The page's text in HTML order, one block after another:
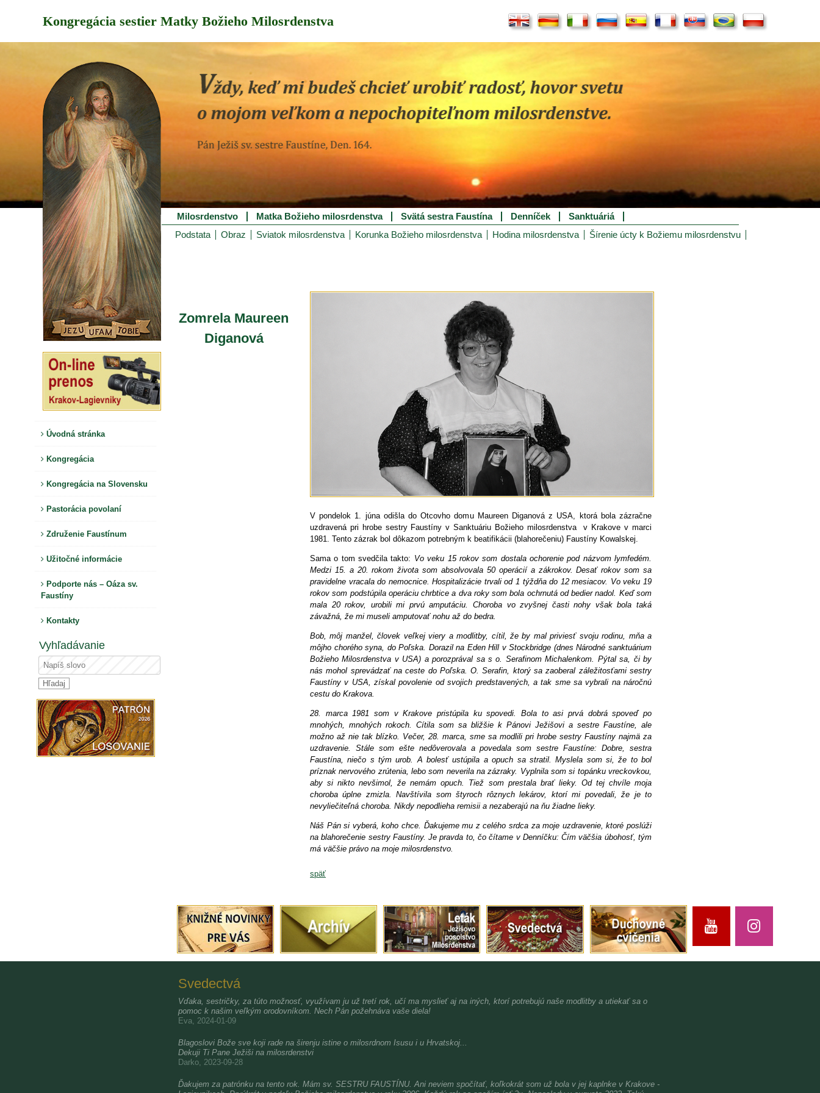
Kongregácia sestier Matky Božieho Milosrdenstva
Úvodná stránka
Kongregácia
Kongregácia na Slovensku
Pastorácia povolaní
Združenie Faustínum
Užitočné informácie
Podporte nás – Oáza sv.
Faustíny
Kontakty
Vyhľadávanie
Milosrdenstvo Matka Božieho milosrdenstva Svätá sestra Faustína Denníček
Sanktuáriá
Podstata
Obraz Sviatok milosrdenstva Korunka Božieho milosrdenstva Hodina milosrdenstva Šírenie úcty k Božiemu milosrdenstvu
Zomrela Maureen
Diganová
V pondelok 1. júna odišla do Otcovho domu Maureen Diganová z USA, ktorá bola zázračne
uzdravená pri hrobe sestry Faustíny v Sanktuáriu Božieho milosrdenstva v Krakove v marci
1981. Tento zázrak bol dôkazom potrebným k beatifikácii (blahorečeniu) Faustíny Kowalskej.
Sama o tom svedčila takto: Vo veku 15 rokov som dostala ochorenie pod názvom lymfedém.
Medzi 15. a 20. rokom života som absolvovala 50 operácií a zákrokov. Desať rokov som sa
pravidelne vracala do nemocnice. Hospitalizácie trvali od 1 týždňa do 12 mesiacov. Vo veku 19
rokov som podstúpila operáciu chrbtice a dva roky som bola ochrnutá od bedier nadol. Keď som
mala 20 rokov, urobili mi prvú amputáciu. Choroba vo zvyšnej časti nohy však bola taká
závažná, že mi museli amputovať nohu až do bedra.
Bob, môj manžel, človek veľkej viery a modlitby, cítil, že by mal priviesť svoju rodinu, mňa a
môjho chorého syna, do Poľska. Dorazil na Eden Hill v Stockbridge (dnes Národné sanktuárium
Božieho Milosrdenstva v USA) a porozprával sa s o. Serafinom Michalenkom. Pýtal sa, či by
nás mohol sprevádzať na ceste do Poľska. O. Serafin, ktorý sa zaoberal záležitosťami sestry
Faustíny v USA, získal povolenie od svojich predstavených, a tak sme sa vybrali na náročnú
cestu do Krakova.
28. marca 1981 som v Krakove pristúpila ku spovedi. Bola to asi prvá dobrá spoveď po
mnohých, mnohých rokoch. Cítila som sa bližšie k Pánovi Ježišovi a sestre Faustíne, ale
možno až nie tak blízko. Večer, 28. marca, sme sa modlili pri hrobe sestry Faustíny najmä za
uzdravenie. Stále som ešte nedôverovala a povedala som sestre Faustíne: Dobre, sestra
Faustína, niečo s tým urob. A bolesť ustúpila a opuch sa stratil. Myslela som si, že to bol
príznak nervového zrútenia, lebo som neverila na zázraky. Vyplnila som si topánku vreckovkou,
aby si nikto nevšimol, že nemám opuch. Tiež som prestala brať lieky. Od tej chvíle moja
choroba úplne zmizla. Navštívila som štyroch rôznych lekárov, ktorí mi povedali, že je to
nevyliečiteľná choroba. Nikdy nepodlieha remisii a nezaberajú na ňu žiadne lieky.
Náš Pán si vyberá, koho chce. Ďakujeme mu z celého srdca za moje uzdravenie, ktoré poslúži
na blahorečenie sestry Faustíny. Je pravda to, čo čítame v Denníčku: Čím väčšia úbohosť, tým
má väčšie právo na moje milosrdenstvo.
späť
Svedectvá
Vďaka, sestričky, za túto možnosť, využívam ju už tretí rok, učí ma myslieť aj na iných, ktorí potrebujú naše modlitby a utiekať sa o
pomoc k našim veľkým orodovníkom. Nech Pán požehnáva vaše diela!
Eva, 2024-01-09
Blagoslovi Bože sve koji rade na širenju istine o milosrdnom Isusu i u Hrvatskoj...
Dekuji Ti Pane Ježiši na milosrdenstvi
Darko, 2023-09-28
Ďakujem za patrónku na tento rok. Mám sv. SESTRU FAUSTÍNU. Ani neviem spočítať, koľkokrát som už bola v jej kaplnke v Krakove -